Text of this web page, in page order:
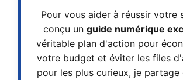
Pour vous aider à réussir votre
conçu un guide numérique
véritable plan d'action pour
votre budget et éviter les files
pour les plus curieux, je partage